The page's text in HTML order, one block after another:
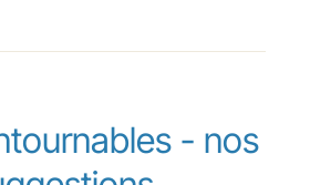
- nos